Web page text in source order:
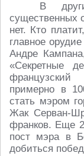
В
существенных
нет. Кто
главное
Андре
«Секретные
французский
примерно в
стать мэром
Жак Серван-
франков. Еще
пост мэра в
добиться